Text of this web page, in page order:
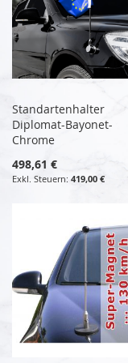
Standartenhalter
Diplomat-Bayonet-
Chrome
498,61 €
419,00 €